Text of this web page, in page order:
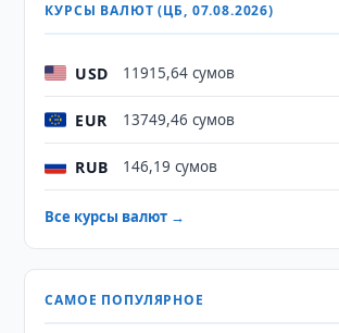
КУРСЫ ВАЛЮТ (ЦБ, 07.08.2026)
USD 11915,64 сумов
EUR 13749,46 сумов
RUB 146,19 сумов
Все курсы валют →
САМОЕ ПОПУЛЯРНОЕ